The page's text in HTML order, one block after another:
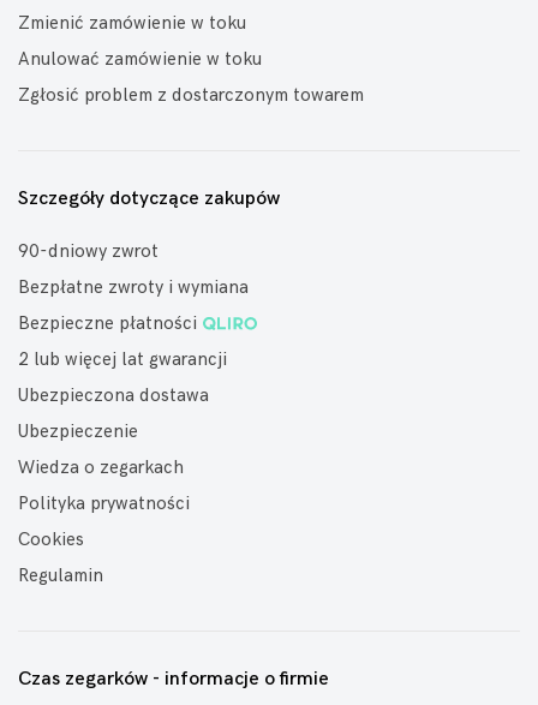
Zmienić zamówienie w toku
Anulować zamówienie w toku
Zgłosić problem z dostarczonym towarem
Szczegóły dotyczące zakupów
90-dniowy zwrot
Bezpłatne zwroty i wymiana
Bezpieczne płatności
2 lub więcej lat gwarancji
Ubezpieczona dostawa
Ubezpieczenie
Wiedza o zegarkach
Polityka prywatności
Cookies
Regulamin
Czas zegarków - informacje o firmie